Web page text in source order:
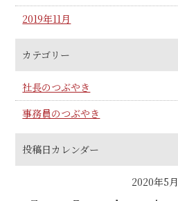
2019年11月
カテゴリー
社長のつぶやき
事務員のつぶやき
投稿日カレンダー
2020年5月